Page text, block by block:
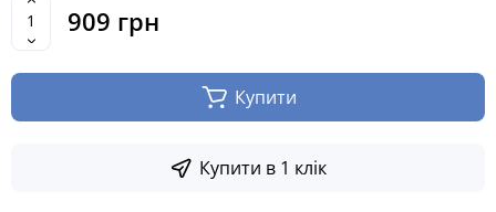
909 грн
Купити
Купити в 1 клік